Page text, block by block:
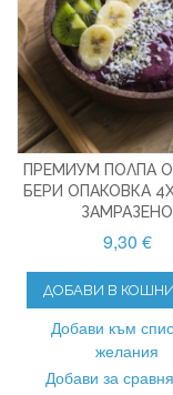
ПРЕМИУМ ПОЛПА
БЕРИ ОПАКОВКА
ЗАМРАЗЕНО
9,30 €
ДОБАВИ В
Добави към
желания
Добави за